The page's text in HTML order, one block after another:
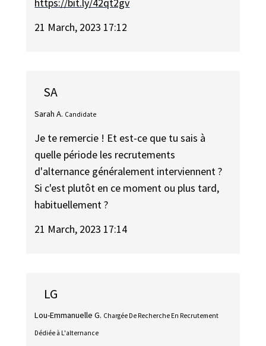
https://bit.ly/42qt2gv
21 March, 2023 17:12
SA
Sarah A. Candidate
Je te remercie ! Et est-ce que tu sais à
quelle période les recrutements
d'alternance généralement interviennent ?
Si c'est plutôt en ce moment ou plus tard,
habituellement ?
21 March, 2023 17:14
LG
Lou-Emmanuelle G. Chargée De Recherche En Recrutement
Dédiée à L'alternance